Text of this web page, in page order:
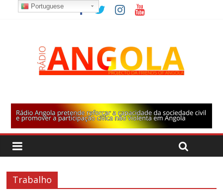
Trabalho
Portuguese